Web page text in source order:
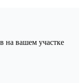
на вашем участке